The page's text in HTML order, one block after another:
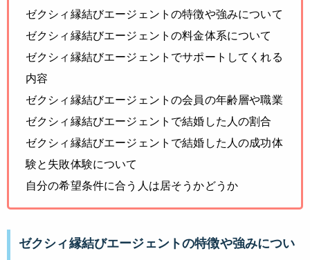
ゼクシィ縁結びエージェントの特徴や強みについて
ゼクシィ縁結びエージェントの料金体系について
ゼクシィ縁結びエージェントでサポートしてくれる
内容
ゼクシィ縁結びエージェントの会員の年齢層や職業
ゼクシィ縁結びエージェントで結婚した人の割合
ゼクシィ縁結びエージェントで結婚した人の成功体
験と失敗体験について
自分の希望条件に合う人は居そうかどうか
ゼクシィ縁結びエージェントの特徴や強みについ